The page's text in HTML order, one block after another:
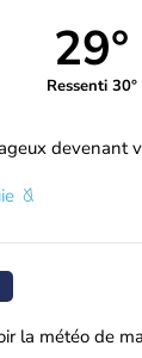
29°
Ressenti 30°
devenant
la météo de